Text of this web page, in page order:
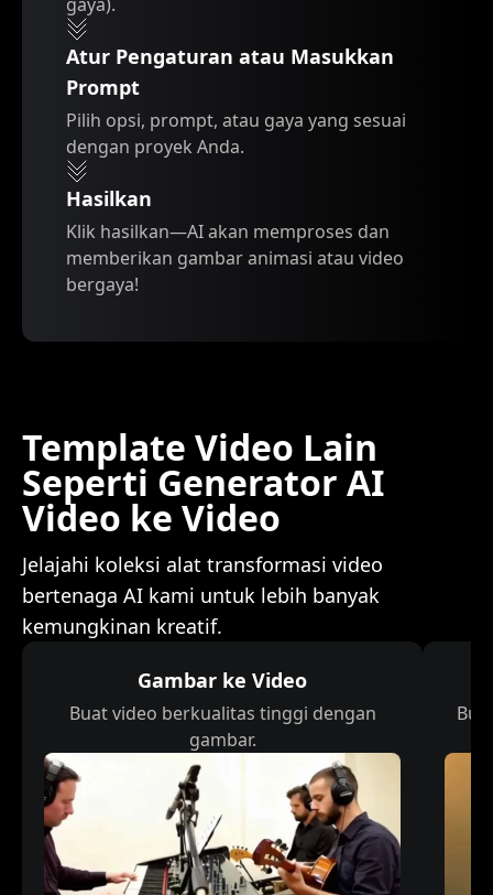
Atur Pengaturan atau Masukkan
Prompt
Pilih opsi, prompt, atau gaya yang sesuai
dengan proyek Anda.
Hasilkan
Klik hasilkan—AI akan memproses dan
memberikan gambar animasi atau video
bergaya!
Template Video Lain
Seperti Generator AI
Video ke Video
Jelajahi koleksi alat transformasi video
bertenaga AI kami untuk lebih banyak
kemungkinan kreatif.
Gambar ke Video
Buat video berkualitas tinggi dengan
gambar.